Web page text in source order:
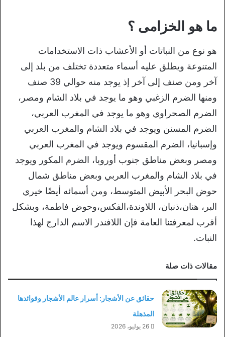
ما هو الخزامى ؟
هو نوع من النباتات أو الأعشاب ذات الاستخدامات
المتنوعة ويطلق عليه أسماء متعددة تختلف من بلد إلى
آخر ومن صنف إلى آخر إذ يوجد منه حوالي 39 صنف
ومنها الضرم الزغبي وهو ما يوجد في بلاد الشام ومصر،
الضرم الصحراوي وهو ما يوجد في المغرب العربي،
الضرم المسنن ويوجد في بلاد الشام والمغرب العربي
وإسبانيا، الضرم المقسوم ويوجد في المغرب العربي
ومصر وبعض مناطق جنوب أوروبا، الضرم المكور ويوجد
في بلاد الشام والمغرب العربي وبعض مناطق شمال
حوض البحر الأبيض المتوسط، ومن أسمائه أيضًا خيري
البر، هنان،ذنبان، اللاوندة،الفكس،وحوض فاطمة، وبشكل
أقرب لمعرفتنا العامة فإن اللافندر الاسم الدارج لهذا
النبات.
مقالات ذات صلة
حقائق عن الأشجار: أسرار عالم الأشجار وفوائدها
المذهلة
26 يوليو، 2026